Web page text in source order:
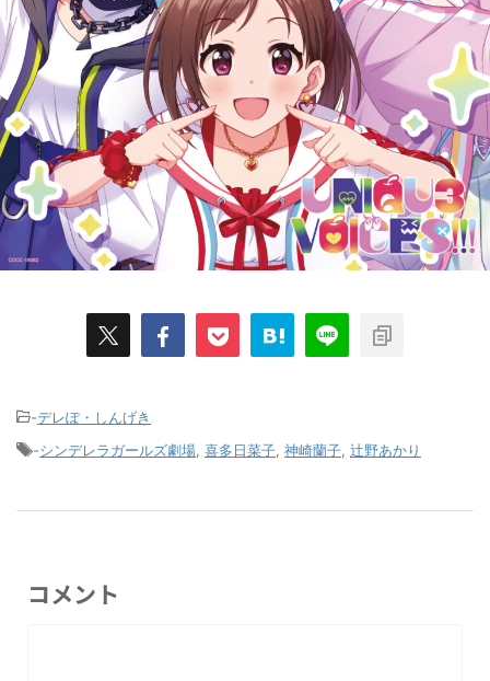
-デレぽ・しんげき
-シンデレラガールズ劇場 喜多日菜子 神崎蘭子 辻野あかり
コメント